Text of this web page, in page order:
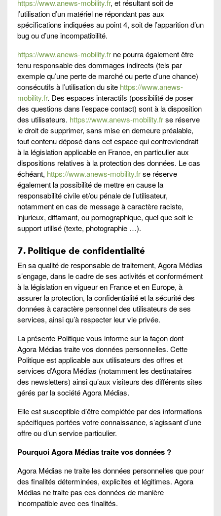
https://www.anews-mobility.fr, et résultant soit de
l’utilisation d’un matériel ne répondant pas aux
spécifications indiquées au point 4, soit de l’apparition d’un
bug ou d’une incompatibilité.
https://www.anews-mobility.fr ne pourra également être
tenu responsable des dommages indirects (tels par
exemple qu’une perte de marché ou perte d’une chance)
consécutifs à l’utilisation du site https://www.anews-
mobility.fr. Des espaces interactifs (possibilité de poser
des questions dans l’espace contact) sont à la disposition
des utilisateurs. https://www.anews-mobility.frse réserve
le droit de supprimer, sans mise en demeure préalable,
tout contenu déposé dans cet espace qui contreviendrait
à la législation applicable en France, en particulier aux
dispositions relatives à la protection des données. Le cas
échéant, https://www.anews-mobility.frse réserve
également la possibilité de mettre en cause la
responsabilité civile et/ou pénale de l’utilisateur,
notamment en cas de message à caractère raciste,
injurieux, diffamant, ou pornographique, quel que soit le
support utilisé (texte, photographie …).
7. Politique de confidentialité
En sa qualité de responsable de traitement, Agora Médias
s’engage, dans le cadre de ses activités et conformément
à la législation en vigueur en France et en Europe, à
assurer la protection, la confidentialité et la sécurité des
données à caractère personnel des utilisateurs de ses
services, ainsi qu’à respecter leur vie privée.
La présente Politique vous informe sur la façon dont
Agora Médias traite vos données personnelles. Cette
Politique est applicable aux utilisateurs des offres et
services d’Agora Médias (notamment les destinataires
des newsletters) ainsi qu’aux visiteurs des différents sites
gérés par la société Agora Médias.
Elle est susceptible d’être complétée par des informations
spécifiques portées votre connaissance, s’agissant d’une
offre ou d’un service particulier.
Pourquoi Agora Médias traite vos données ?
Agora Médias ne traite les données personnelles que pour
des finalités déterminées, explicites et légitimes. Agora
Médias ne traite pas ces données de manière
incompatible avec ces finalités.